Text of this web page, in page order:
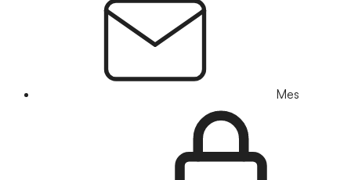
Mes